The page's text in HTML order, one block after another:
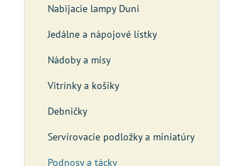
Nabijacie lampy Duni
Jedálne a nápojové lístky
Nádoby a misy
Vitrínky a košíky
Debničky
Servírovacie podložky a miniatúry
Podnosy a tácky